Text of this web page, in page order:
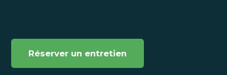
Réserver un entretien